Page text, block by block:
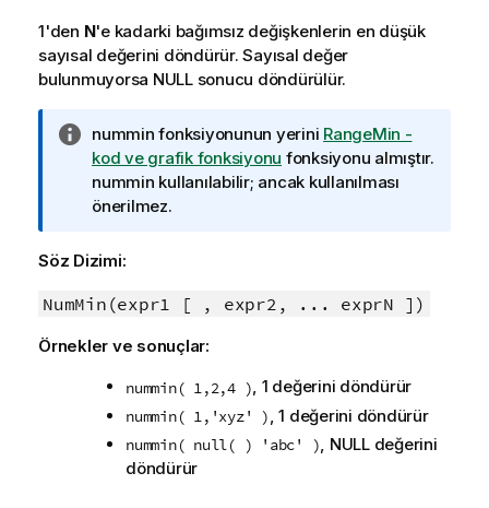
1'den N'e kadarki bağımsız değişkenlerin en düşük
sayısal değerini döndürür. Sayısal değer
bulunmuyorsa NULLsonucu döndürülür.
B
i
l
g
n
t
nummin fonksiyonunun yerini RangeMin -
kod ve grafik fonksiyonu fonksiyonu almıştır.
nummin kullanılabilir; ancak kullanılması
önerilmez.
Söz Dizimi:
NumMin(expr1 [ , expr2, ... exprN ])
Örnekler ve sonuçlar:
nummin( 1,2,4 ), 1 değerini döndürür
nummin( 1,'xyz' ) , 1 değerini döndürür
nummin( null( ) 'abc' ), NULLdeğerini
döndürür